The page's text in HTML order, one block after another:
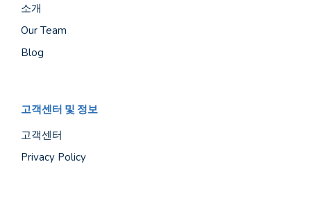
소개
Our Team
Blog
고객센터 및 정보
고객센터
Privacy Policy